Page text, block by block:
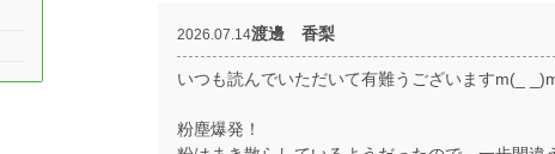
2026.07.14渡邊 香梨
いつも読んでいただいて有難うございますm(_
粉塵爆発！